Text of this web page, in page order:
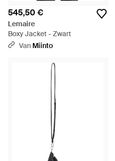
545,50 €
Lemaire
Boxy Jacket - Zwart
Van Miinto